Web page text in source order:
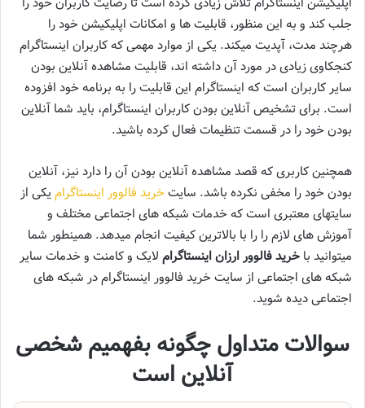
جلب کند و به این منظور، قابلیت‌ ها و امکانات اپلیکیشن خود را
هرچند مدت، آپدیت میکند. یکی از موارد مهمی که کاربران اینستاگرام
کنجکاوی زیادی در مورد آن داشته‌ اند، قابلیت مشاهده آنلاین بودن
سایر کاربران است که اینستاگرام این قابلیت را به برنامه خود افزوده
است. برای تشخیص آنلاین بودن کاربران اینستاگرام، باید شما آنلاین
بودن خود را در قسمت تنظیمات فعال کرده باشید.
همچنین کاربری که قصد مشاهده آنلاین بودن آن را دارد نیز، آنلاین
بودن خود را مخفی نکرده باشد. سایتخرید فالوور اینستاگرامیکی از
سایتهای معتبری است که خدمات شبکه‌ های ‌اجتماعی مختلف و
آموزش های لازم را را با بالاترین کیفیت انجام میدهد. همینطور شما
میتوانید با خرید فالوور ارزاناینستاگرام لایک و کامنت و خدمات سایر
شبکه های اجتماعی از سایت خرید فالوور اینستاگرام در شبکه های
اجتماعی دیده شوید.
سوالات متداول چگونه بفهمیم شخصی
آنلاین است